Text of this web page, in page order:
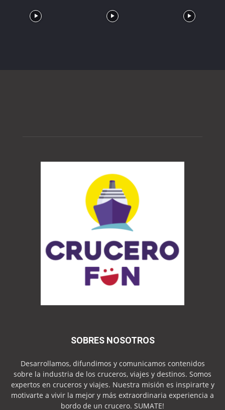
SOBRES NOSOTROS
Desarrollamos, difundimos y comunicamos contenidos
sobre la industria de los cruceros, viajes y destinos. Somos
expertos en cruceros y viajes. Nuestra misión es inspirarte y
motivarte a vivir la mejor y más extraordinaria experiencia a
bordo de un crucero. SUMATE!